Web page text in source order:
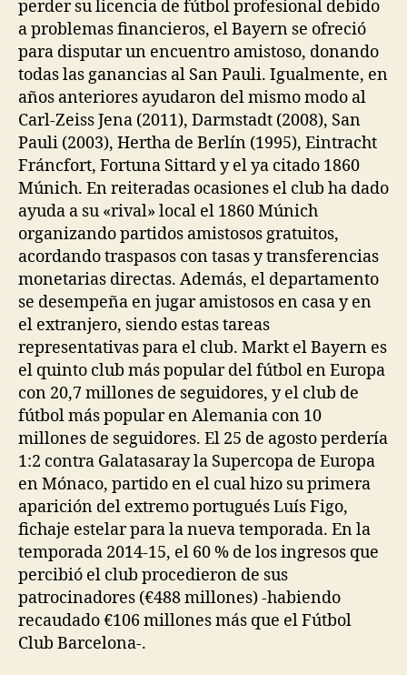
perder su licencia de fútbol profesional debido
a problemas financieros, el Bayern se ofreció
para disputar un encuentro amistoso, donando
todas las ganancias al San Pauli. Igualmente, en
años anteriores ayudaron del mismo modo al
Carl-Zeiss Jena (2011), Darmstadt (2008), San
Pauli (2003), Hertha de Berlín (1995), Eintracht
Fráncfort, Fortuna Sittard y el ya citado 1860
Múnich. En reiteradas ocasiones el club ha dado
ayuda a su «rival» local el 1860 Múnich
organizando partidos amistosos gratuitos,
acordando traspasos con tasas y transferencias
monetarias directas. Además, el departamento
se desempeña en jugar amistosos en casa y en
el extranjero, siendo estas tareas
representativas para el club. Markt el Bayern es
el quinto club más popular del fútbol en Europa
con 20,7 millones de seguidores, y el club de
fútbol más popular en Alemania con 10
millones de seguidores. El 25 de agosto perdería
1:2 contra Galatasaray la Supercopa de Europa
en Mónaco, partido en el cual hizo su primera
aparición del extremo portugués Luís Figo,
fichaje estelar para la nueva temporada. En la
temporada 2014-15, el 60 % de los ingresos que
percibió el club procedieron de sus
patrocinadores (€488 millones) -habiendo
recaudado €106 millones más que el Fútbol
Club Barcelona-.